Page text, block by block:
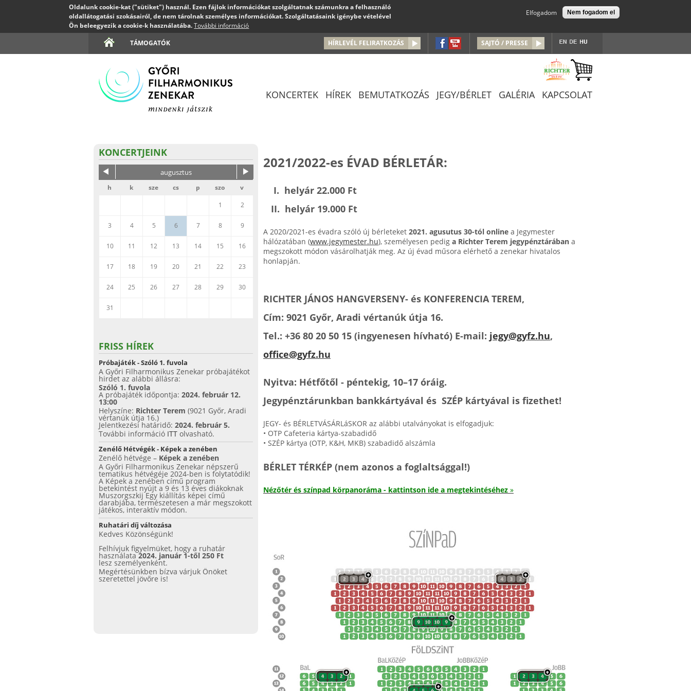
Oldalunk cookie-kat ("sütiket") használ. Ezen fájlok információkat szolgáltatnak számunkra a felhasználó
oldallátogatási szokásairól, de nem tárolnak személyes információkat. Szolgáltatásaink igénybe vételével
Ön beleegyezik a cookie-k használatába. További információ
Elfogadom Nem fogadom el
Jump to navigation
TÁMOGATÓK SAJTÓ / PRESSE
HÍRLEVÉL FELIRATKOZÁS
KONCERTEK HÍREK BEMUTATKOZÁS JEGY/BÉRLET GALÉRIA KAPCSOLAT
2021/2022-es ÉVAD BÉRLETÁR:
I. helyár 22.000 Ft
II. helyár 19.000 Ft
A 2020/2021-es évadra szóló új bérleteket 2021. agusutus 30-tól online a Jegymester
hálózatában (www.jegymester.hu), személyesen pedig a Richter Terem jegypénztárában a
megszokott módon vásárolhatják meg. Az új évad műsora elérhető a zenekar hivatalos
honlapján.
RICHTER JÁNOS HANGVERSENY- és KONFERENCIA TEREM,
Cím: 9021 Győr, Aradi vértanúk útja 16.
Tel.: +36 80 20 50 15 (ingyenesen hívható) E-mail: jegy@gyfz.hu,
office@gyfz.hu
Nyitva: Hétfőtől - péntekig, 10–17 óráig.
Jegypénztárunkban bankkártyával és SZÉP kártyával is fizethet!
JEGY- és BÉRLETVÁSÁRLáSKOR az alábbi utalványokat is elfogadjuk:
• OTP Cafeteria kártya-szabadidő
• SZÉP kártya (OTP, K&H, MKB) szabadidő alszámla
BÉRLET TÉRKÉP (nem azonos a foglaltsággal!)
Nézőtér és színpad körpanoráma - kattintson ide a megtekintéséhez »
KONCERTJEINK
augusztus
h k sze cs p szo
v
1
2
3 4 5 6 7 8 9
10 11 12 13 14 15 16
17 18 19 20 21 22 23
24 25 26 27 28 29 30
31
FRISS HÍREK
Próbajáték - Szóló 1. fuvola
A Győri Filharmonikus Zenekar próbajátékot
hirdet az alábbi állásra:
Szóló 1. fuvola
A próbajáték időpontja: 2024. február 12.
13:00
Helyszíne: Richter Terem (9021 Győr, Aradi
vértanúk útja 16.)
Jelentkezési határidő: 2024. február 5.
További információ ITT olvasható.
Zenélő Hétvégék - Képek a zenében
Zenélő hétvége – Képek a zenében
A Győri Filharmonikus Zenekar népszerű
tematikus hétvégéje 2024-ben is folytatódik!
A Képek a zenében című program
betekintést nyújt a 9 és 13 éves diákoknak
Muszorgszkij Egy kiállítás képei című
darabjába, természetesen a már megszokott
játékos, interaktív módon.
Ruhatári díj változása
Kedves Közönségünk!
Felhívjuk figyelmüket, hogy a ruhatár
használata2024. január 1-től 250 Ft
lesz személyenként.
Megértésünkben bízva várjuk Önöket
szeretettel jövőre is!